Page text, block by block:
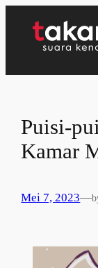
Puisi-
Kamar
Mei 7, 2023—